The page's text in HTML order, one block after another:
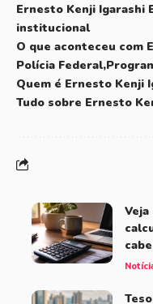
Ernesto Kenji Igarashi
institucional
O que aconteceu com
Polícia Federal
Quem é Ernesto Kenji
Tudo sobre Ernesto